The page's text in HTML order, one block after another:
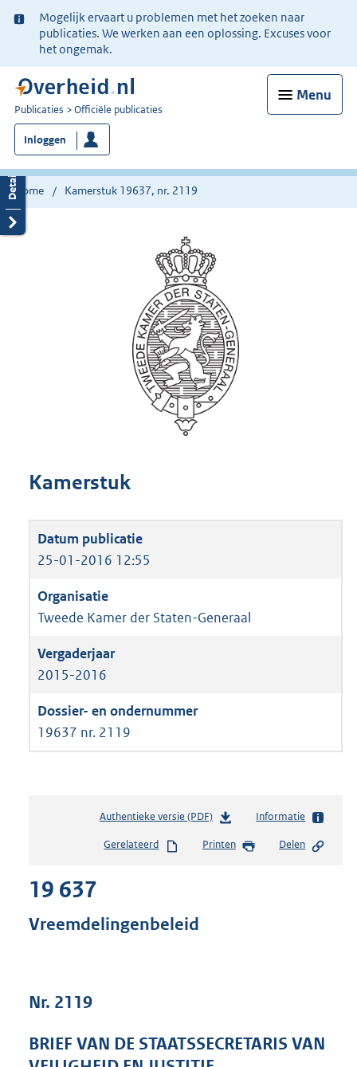
Ter
informatie:
Mogelijk ervaart u problemen met het zoeken naar
publicaties. We werken aan een oplossing. Excuses voor
het ongemak.
Menu
U
bent
nu
hier:
Publicaties Officiële publicaties
Inloggen
Home Kamerstuk 19637, nr. 2119
Kamerstuk
25-01-2016 12:55
Tweede Kamer der Staten-Generaal
2015-2016
19637 nr. 2119
Authentieke versie (PDF)b
s
e
Informatie
Gerelateerd Printen Delen
19 637
Vreemdelingenbeleid
Nr. 2119
BRIEF VAN DE STAATSSECRETARIS VAN